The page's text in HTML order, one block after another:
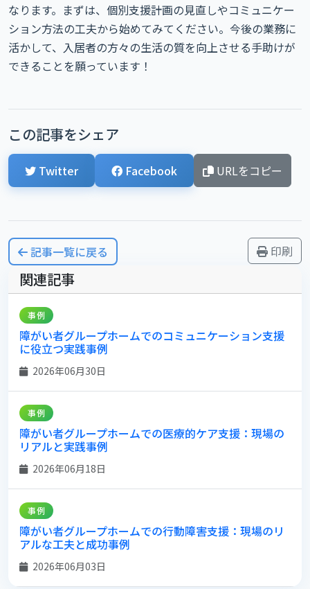
なります。まずは、個別支援計画の見直しやコミュニケー
ション方法の工夫から始めてみてください。今後の業務に
活かして、入居者の方々の生活の質を向上させる手助けが
できることを願っています！
この記事をシェア
Twitter Facebook URLをコピー
記事一覧に戻る 印刷
関連記事
事例
障がい者グループホームでのコミュニケーション支援
に役立つ実践事例
2026年06月30日
事例
障がい者グループホームでの医療的ケア支援：現場の
リアルと実践事例
2026年06月18日
事例
障がい者グループホームでの行動障害支援：現場のリ
アルな工夫と成功事例
2026年06月03日